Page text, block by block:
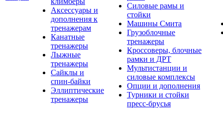
Аксессуары и
дополнения к
тренажерам
Канатные
тренажеры
Лыжные
тренажеры
Сайклы и
спин-байки
Эллиптические
тренажеры
Силовые рамы и
стойки
Машины Смита
Грузоблочные
тренажеры
Кроссоверы, блочные
рамки и ДРТ
Мультистанции и
силовые комплексы
Опции и дополнения
Турники и стойки
пресс-брусья